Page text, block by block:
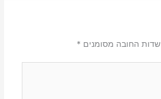
שדות החובה מסומנים *